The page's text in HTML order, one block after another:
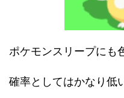
ポケモンスリープにも
確率としてはかなり低